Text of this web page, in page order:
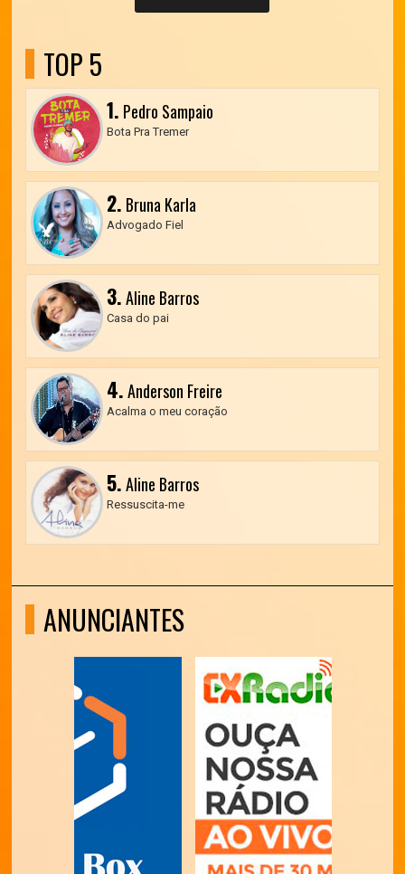
TOP 5
1. Pedro Sampaio
Bota Pra Tremer
2. Bruna Karla
Advogado Fiel
3.Aline Barros
Casa do pai
4.Anderson Freire
Acalma o meu coração
5.Aline Barros
Ressuscita-me
ANUNCIANTES